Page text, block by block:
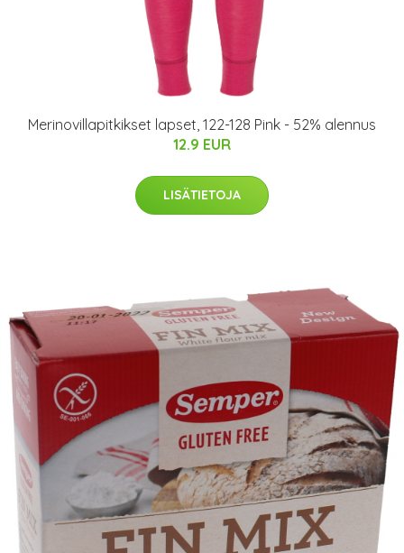
Merinovillapitkikset lapset, 122-128 Pink - 52% alennus
12.9 EUR
LISÄTIETOJA